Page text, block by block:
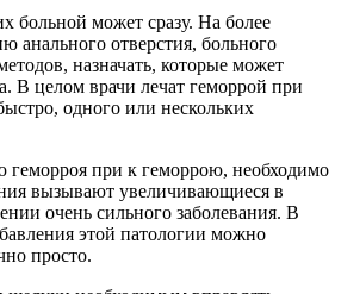
больной может сразу. На более
анального отверстия, больного
назначать, которые может
В целом врачи лечат геморрой при
одного или нескольких
геморроя при к геморрою, необходимо
вызывают увеличивающиеся в
очень сильного заболевания. В
этой патологии можно
просто.